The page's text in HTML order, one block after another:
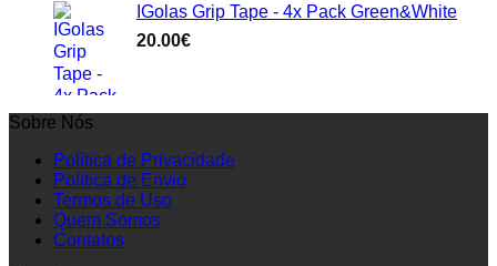
IGolas Grip Tape - 4x Pack Green&White
20.00€
Sobre Nós
Política de Privacidade
Política de Envio
Termos de Uso
Quem Somos
Contatos